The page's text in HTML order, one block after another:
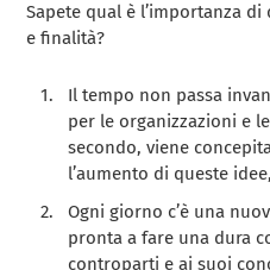
Sapete qual è l’importanza
e finalità?
Il tempo non passa
per le organizzazioni e
secondo, viene
l’aumento di queste
Ogni giorno c’è una
pronta a fare una dura
controparti e ai suoi